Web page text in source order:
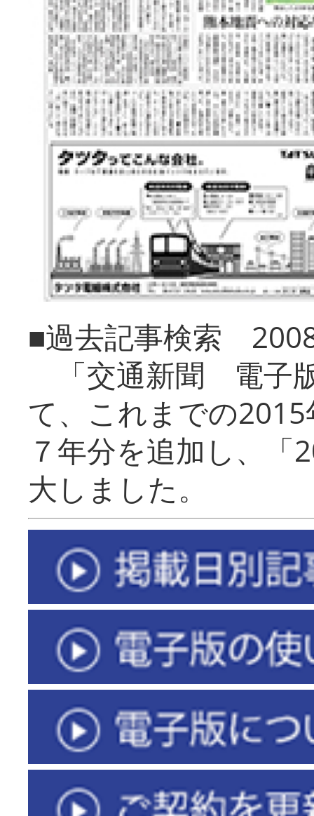
■過去記事検索
「交通新聞 電子
て、これまでの
７年分を追加し、「
大しまし